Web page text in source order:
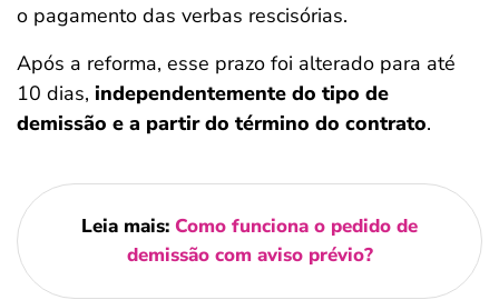
o pagamento das verbas rescisórias.
Após a reforma, esse prazo foi alterado para até
10 dias, independentemente do tipo de
demissão e a partir do término do contrato.
Leia mais: Como funciona o pedido de
demissão com aviso prévio?